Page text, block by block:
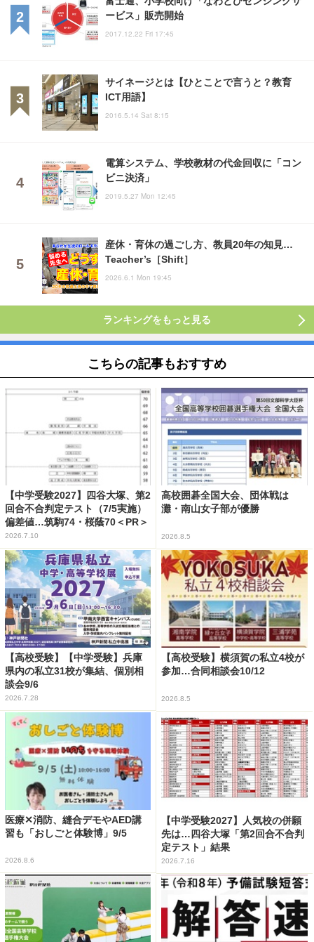
ービス」販売開始
2017.12.22 Fri 17:45
サイネージとは【ひとことで言うと？教育
ICT用語】
2016.5.14 Sat 8:15
電算システム、学校教材の代金回収に「コン
ビニ決済」
2019.5.27 Mon 12:45
産休・育休の過ごし方、教員20年の知見…
Teacher’s［Shift］
2026.6.1 Mon 19:45
ランキングをもっと見る
こちらの記事もおすすめ
【中学受験2027】四谷大塚、第2
回合不合判定テスト（7/5実施）
偏差値…筑駒74・桜蔭70＜PR＞
2026.7.10
高校囲碁全国大会、団体戦は
灘・南山女子部が優勝
2026.8.5
【高校受験】【中学受験】兵庫
県内の私立31校が集結、個別相
談会9/6
2026.7.28
【高校受験】横須賀の私立4校が
参加…合同相談会10/12
2026.8.5
医療✕消防、縫合デモやAED講
習も「おしごと体験博」9/5
2026.8.6
【中学受験2027】人気校の併願
先は…四谷大塚「第2回合不合判
定テスト」結果
2026.7.16